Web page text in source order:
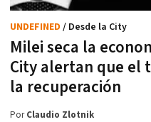
Milei seca la
City alertan que el
la recuperación
UNDEFINED / Desde la City
PorClaudio Zlotnik